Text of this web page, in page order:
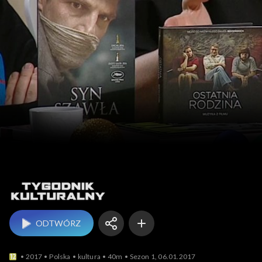
Tygodnik kulturalny
ODTWÓRZ
2017 Polska kultura 40m Sezon 1, 06.01.2017